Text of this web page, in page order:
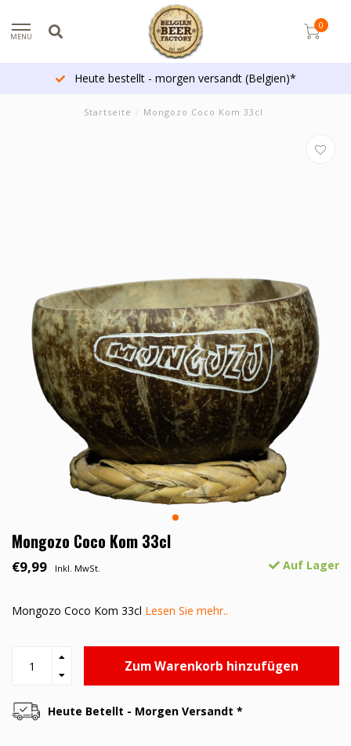
MENU
0
Heute bestellt - morgen versandt (Belgien)*
Startseite / Mongozo Coco Kom 33cl
Mongozo Coco Kom 33cl
€9,99 Inkl. MwSt. Auf Lager
Mongozo Coco Kom 33cl Lesen Sie mehr..
Zum Warenkorb hinzufügen
Heute Betellt - Morgen Versandt *